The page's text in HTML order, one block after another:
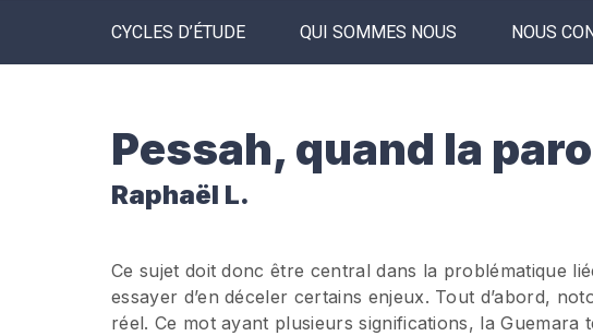
CYCLES D’ÉTUDE QUI SOMMES NOUS NOUS
Pessah, quand la
Raphaël L.
Ce sujet doit donc être central dans la problématique
essayer d’en déceler certains enjeux. Tout d’abord,
réel. Ce mot ayant plusieurs significations, la Guemara